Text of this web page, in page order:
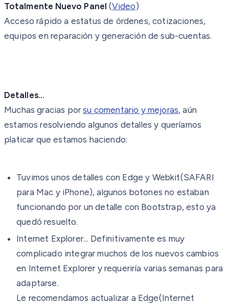
Totalmente Nuevo Panel (Video)
Acceso rápido a estatus de órdenes, cotizaciones,
equipos en reparación y generación de sub-cuentas.
Detalles...
Muchas gracias porsu comentario y mejoras, aún
estamos resolviendo algunos detalles y queríamos
platicar que estamos haciendo:
Tuvimos unos detalles con Edge y Webkit(SAFARI
para Mac y iPhone), algunos botones no estaban
funcionando por un detalle con Bootstrap, esto ya
quedó resuelto.
Internet Explorer... Definitivamente es muy
complicado integrar muchos de los nuevos cambios
en Internet Explorer y requeriría varias semanas para
adaptarse.
Le recomendamos actualizar a Edge(Internet